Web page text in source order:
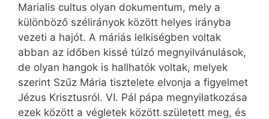
Marialis cultus olyan dokumentum, mely a
különböző szélirányok között helyes irányba
vezeti a hajót. A máriás lelkiségben voltak
abban az időben kissé túlzó megnyilvánulások,
de olyan hangok is hallhatók voltak, melyek
szerint Szűz Mária tisztelete elvonja a figyelmet
Jézus Krisztusról. VI. Pál pápa megnyilatkozása
ezek között a végletek között született meg, és